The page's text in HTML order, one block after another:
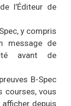
l’Éditeur de
y compris
message de
avant de
B-Spec
courses, vous
depuis